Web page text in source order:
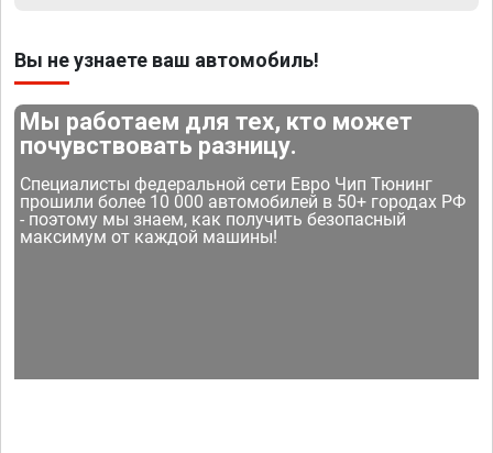
Вы не узнаете ваш автомобиль!
Мы работаем для тех, кто может
почувствовать разницу.
Специалисты федеральной сети Евро Чип Тюнинг
прошили более 10 000 автомобилей в 50+ городах РФ
- поэтому мы знаем, как получить безопасный
максимум от каждой машины!